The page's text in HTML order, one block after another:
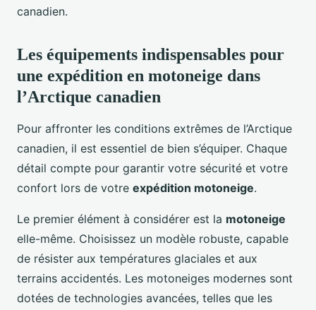
canadien.
Les équipements indispensables pour
une expédition en motoneige dans
l’Arctique canadien
Pour affronter les conditions extrêmes de l’Arctique
canadien, il est essentiel de bien s’équiper. Chaque
détail compte pour garantir votre sécurité et votre
confort lors de votre expédition motoneige.
Le premier élément à considérer est la motoneige
elle-même. Choisissez un modèle robuste, capable
de résister aux températures glaciales et aux
terrains accidentés. Les motoneiges modernes sont
dotées de technologies avancées, telles que les